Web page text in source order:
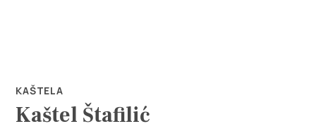
Info
KAŠTELA
Kaštel Štafilić